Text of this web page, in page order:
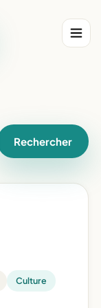
Rechercher
Culture